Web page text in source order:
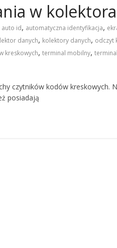
w
auto id, automatyczna identyfikacja,
danych, kolektory danych, odczyt
kreskowych, terminal mobilny,
czytników kodów kreskowych.
posiadają